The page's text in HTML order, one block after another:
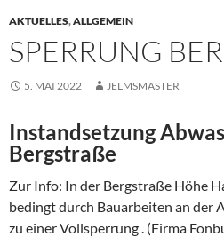
AKTUELLES,ALLGEMEIN
SPERRUNG
5. MAI 2022 JELMSMASTER
Instandsetzung
Bergstraße
Zur Info: In der Bergstraße Höhe
bedingt durch Bauarbeiten an der
zu einer Vollsperrung . (Firma